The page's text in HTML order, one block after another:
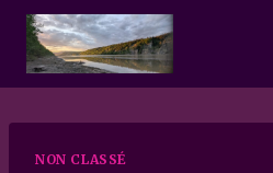
Skip
content
NON CLASSÉ